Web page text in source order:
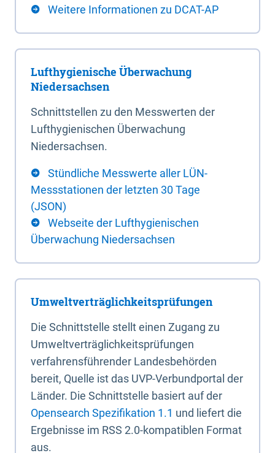
Weitere Informationen zu DCAT-AP
Lufthygienische Überwachung
Niedersachsen
Schnittstellen zu den Messwerten der
Lufthygienischen Überwachung
Niedersachsen.
Stündliche Messwerte aller LÜN-
Messstationen der letzten 30 Tage
(JSON)
Webseite der Lufthygienischen
Überwachung Niedersachsen
Umweltverträglichkeitsprüfungen
Die Schnittstelle stellt einen Zugang zu
Umweltverträglichkeitsprüfungen
verfahrensführender Landesbehörden
bereit, Quelle ist das UVP-Verbundportal der
Länder. Die Schnittstelle basiert auf der
Opensearch Spezifikation 1.1 und liefert die
Ergebnisse im RSS 2.0-kompatiblen Format
aus.